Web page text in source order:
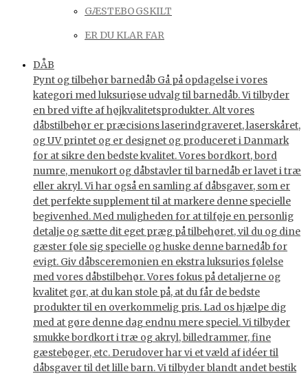
GÆSTEBOGSKILT
ER DU KLAR FAR
DÅB
Pynt og tilbehør barnedåb Gå på opdagelse i vores
kategori med luksuriøse udvalg til barnedåb. Vi tilbyder
en bred vifte af højkvalitetsprodukter. Alt vores
dåbstilbehør er præcisions laserindgraveret, laserskåret,
og UV printet og er designet og produceret i Danmark
for at sikre den bedste kvalitet. Vores bordkort, bord
numre, menukort og dåbstavler til barnedåb er lavet i træ
eller akryl. Vi har også en samling af dåbsgaver, som er
det perfekte supplement til at markere denne specielle
begivenhed. Med muligheden for at tilføje en personlig
detalje og sætte dit eget præg på tilbehøret, vil du og dine
gæster føle sig specielle og huske denne barnedåb for
evigt. Giv dåbsceremonien en ekstra luksuriøs følelse
med vores dåbstilbehør. Vores fokus på detaljerne og
kvalitet gør, at du kan stole på, at du får de bedste
produkter til en overkommelig pris. Lad os hjælpe dig
med at gøre denne dag endnu mere speciel. Vi tilbyder
smukke bordkort i træ og akryl, billedrammer, fine
gæstebøger, etc. Derudover har vi et væld af idéer til
dåbsgaver til det lille barn. Vi tilbyder blandt andet bestik